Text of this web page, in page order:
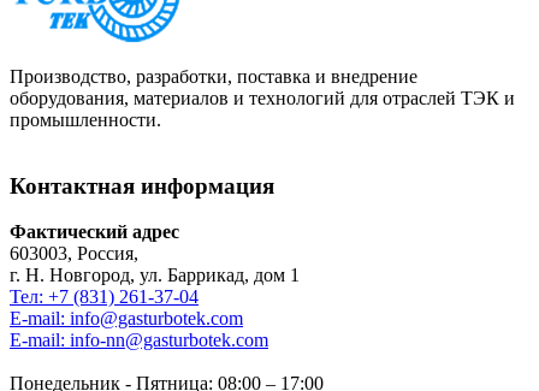
Производство, разработки, поставка и внедрение
оборудования, материалов и технологий для отраслей ТЭК и
промышленности.
Контактная информация
Фактический адрес
603003, Россия,
г. Н. Новгород, ул. Баррикад, дом 1
Тел: +7 (831) 261-37-04
E-mail: info@gasturbotek.com
E-mail: info-nn@gasturbotek.com
Понедельник - Пятница: 08:00 – 17:00